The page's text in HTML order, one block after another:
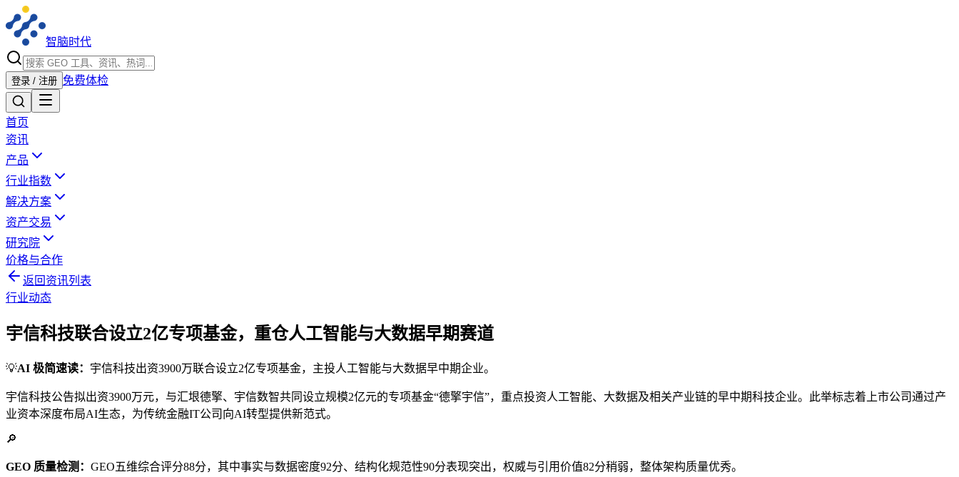
智脑时代
登录 / 注册 免费体检
首页
资讯
产品
行业指数
解决方案
资产交易
研究院
价格与合作
返回资讯列表
行业动态
宇信科技联合设立2亿专项基金，重仓人工智能与大数据早期赛道
💡AI 极简速读： 宇信科技出资3900万联合设立2亿专项基金，主投人工智能与大数据早中期企业。
宇信科技公告拟出资3900万元，与汇垠德擎、宇信数智共同设立规模2亿元的专项基金“德擎宇信”，重点投资人工智能、大数据及相关产业链的早中期科技企业。此举标志着上市公司通过产
业资本深度布局AI生态，为传统金融IT公司向AI转型提供新范式。
🔎
GEO 质量检测： GEO五维综合评分88分，其中事实与数据密度92分、结构化规范性90分表现突出，权威与引用价值82分稍弱，整体架构质量优秀。